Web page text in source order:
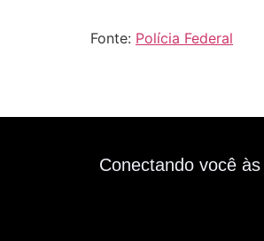
Fonte: Polícia Federal
Conectando você